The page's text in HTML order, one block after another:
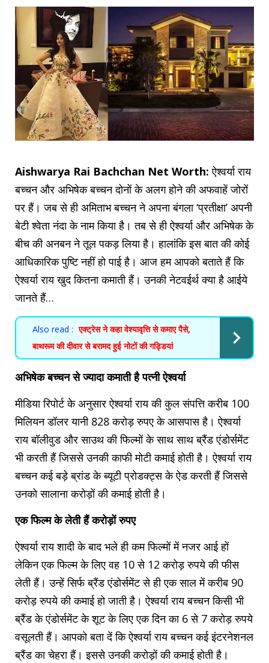
Aishwarya Rai Bachchan Net Worth: ऐश्वर्या राय
बच्चन और अभिषेक बच्चन दोनों के अलग होने की अफवाहें जोरों
पर हैं। जब से ही अमिताभ बच्चन ने अपना बंगला ‘प्रतीक्षा’ अपनी
बेटी श्वेता नंदा के नाम किया है। तब से ही ऐश्वर्या और अभिषेक के
बीच की अनबन ने तूल पकड़ लिया है। हालांकि इस बात की कोई
आधिकारिक पुष्टि नहीं हो पाई है। आज हम आपको बताते हैं कि
ऐश्वर्या राय खुद कितना कमाती हैं। उनकी नेटवईर्थ क्या है आईये
जानते हैं…
Also read : एक्ट्रेस ने कहा वेश्यावृत्ति से कमाए पैसे,
बाथरूम की दीवार से बरामद हुई नोटों की गड्डियां
अभिषेक बच्चन से ज्यादा कमाती है पत्नी ऐश्वर्या
मीडिया रिपोर्ट के अनुसार ऐश्वर्या राय की कुल संपत्ति करीब 100
मिलियन डॉलर यानी 828 करोड़ रुपए के आसपास है। ऐश्वर्या
राय बॉलीवुड और साउथ की फिल्मों के साथ साथ ब्रैंड एंडोर्समेंट
भी करती हैं जिससे उनकी काफी मोटी कमाई होती है। ऐश्वर्या राय
बच्चन कई बड़े ब्रांड के ब्यूटी प्रोडक्ट्स के ऐड करती हैं जिससे
उनको सालाना करोड़ों की कमाई होती है।
एक फिल्म के लेती हैं करोड़ों रुपए
ऐश्वर्या राय शादी के बाद भले ही कम फिल्मों में नजर आई हों
लेकिन एक फिल्म के लिए वह 10 से 12 करोड़ रुपये की फीस
लेती हैं। उन्हें सिर्फ ब्रैंड एंडोर्समेंट से ही एक साल में करीब 90
करोड़ रुपये की कमाई हो जाती है। ऐश्वर्या राय बच्चन किसी भी
ब्रैंड के एंडोर्समेंट के शूट के लिए एक दिन का 6 से 7 करोड़ रुपये
वसूलती हैं। आपको बता दें कि ऐश्वर्या राय बच्चन कई इंटरनेशनल
ब्रैंड का चेहरा हैं। इससे उनकी करोड़ों की कमाई होती है।